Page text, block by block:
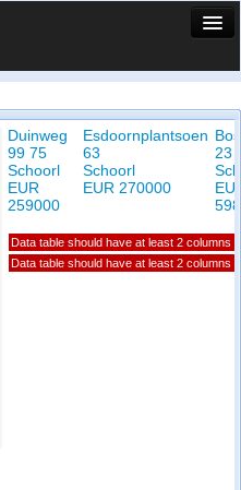
Duinweg
99 75
Schoorl
EUR
259000
Esdoornplantsoen
63
Schoorl
EUR 270000
23
Data table should have at least 2 columns
Data table should have at least 2 columns